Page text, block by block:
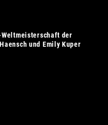
der
und Emily Kuper